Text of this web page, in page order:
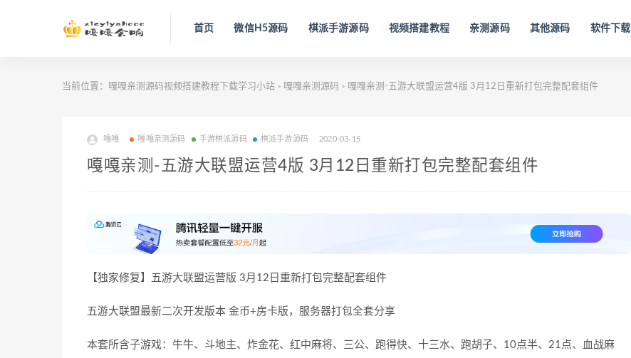
首页 微信H5源码 棋派手游源码 视频搭建教程 亲测源码 其他源码 软件下载
当前位置： 嘎嘎亲测源码视频搭建教程下载学习小站 > 嘎嘎亲测源码 > 嘎嘎亲测-五游大联盟运营4版 3月12日重新打包完整配套组件
嘎嘎 嘎嘎亲测源码 手游棋派源码 棋派手游源码 2020-03-15
嘎嘎亲测-五游大联盟运营4版 3月12日重新打包完整配套组件
【独家修复】五游大联盟运营版 3月12日重新打包完整配套组件
五游大联盟最新二次开发版本 金币+房卡版，服务器打包全套分享
本套所含子游戏：牛牛、斗地主、炸金花、红中麻将、三公、跑得快、十三水、跑胡子、10点半、21点、血战麻